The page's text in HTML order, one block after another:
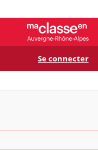
Se connecter